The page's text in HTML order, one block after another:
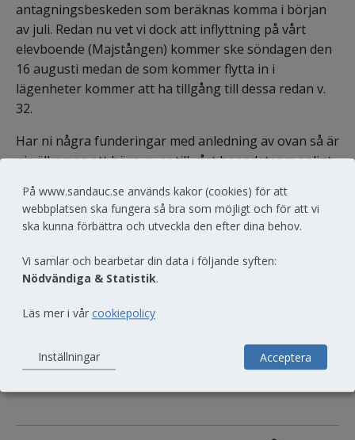
antagningsbeskeden som beräknas komma i början
av juli. Redan nu vet vi dock att inflyttning på vårt
elevboende (Majstången) kommer ske söndagen den
16 augusti medan de som kommer flytta in i
lägenheter kommer att ha tillgång till dessa redan v.
32.
Har ni några funderingar med anledning av ovan så är
ni välkomna att höra av er till vårt boendeteam enligt
Boendeinstruktör
076-115 93 57
bjorn.johansson2@jonkoping.se
På www.sandauc.se används kakor (cookies) för att
webbplatsen ska fungera så bra som möjligt och för att vi
ska kunna förbättra och utveckla den efter dina behov.
Vi samlar och bearbetar din data i följande syften:
Nödvändiga & Statistik.
Läs mer i vår cookiepolicy
Inställningar Acceptera